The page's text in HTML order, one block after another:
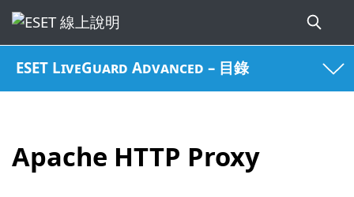
ESET LiveGuard Advanced – 目錄
Apache HTTP Proxy